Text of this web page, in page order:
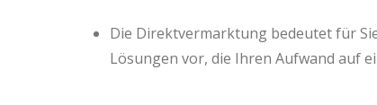
Die Direktvermarktung bedeutet für
Lösungen vor, die Ihren Aufwand auf